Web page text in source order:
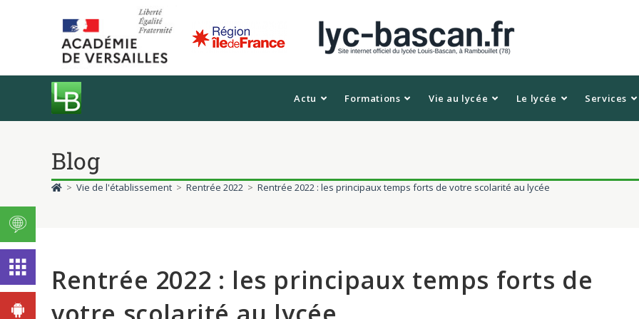
Actu Formations Vie au lycée Le lycée Services
Blog
> Vie de l'établissement > Rentrée 2022 > Rentrée 2022 : les principaux temps forts de votre scolarité au lycée
Rentrée 2022 : les principaux temps forts de